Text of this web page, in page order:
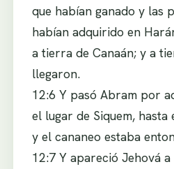
que habían ganado y las
habían adquirido en
a tierra de Canaán; y a
llegaron.
12:6 Y pasó Abram por
el lugar de Siquem,
y el cananeo estaba
12:7 Y apareció Jehová